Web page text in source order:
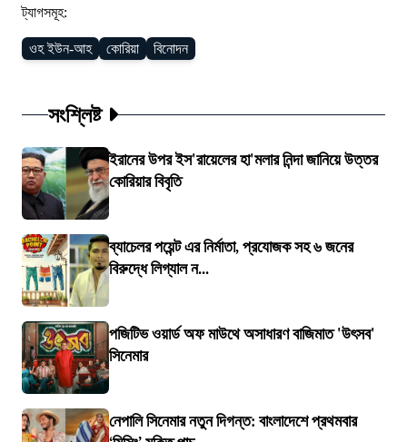
ট্যাগসমূহ:
ওহ ইউন-আহ কোরিয়া বিনোদন
সংশ্লিষ্ট
ইরানের উপর ইস'রায়েলের হা'মলার নিন্দা জানিয়ে উত্তর
কোরিয়ার বিবৃতি
ব্যাচেলর পয়েন্ট এর নির্মাতা, প্রযোজক সহ ৬ জনের
বিরুদ্ধে লিগ্যাল ন...
পজিটিভ ওয়ার্ড অফ মাউথে অসাধারণ বাজিমাত 'উৎসব'
সিনেমার
নেপালি সিনেমার নতুন দিগন্ত: বাংলাদেশে প্রথমবার